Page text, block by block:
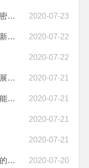
【保密微课】一图读懂《国家保密法》 2020-07-23
《乘用车企业平均燃料消耗量与新能源汽车积分并行管理办法》解读 2020-07-22
2020-07-22
《关于进一步促进服务型制造发展的指导意见》解读 2020-07-21
乘用车企业平均燃料消耗量与新能源汽车积分并行管理办法 2020-07-21
2020-07-21
2020-07-21
关于进一步促进服务型制造发展的指导意见 2020-07-20